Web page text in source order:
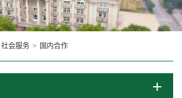
社会服务 > 国内合作